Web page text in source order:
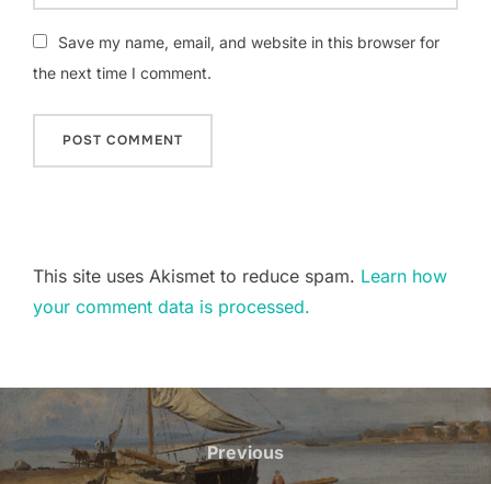
Save my name, email, and website in this browser for
the next time I comment.
This site uses Akismet to reduce spam. Learn how
your comment data is processed.
Post
navigation
Previous
Previous